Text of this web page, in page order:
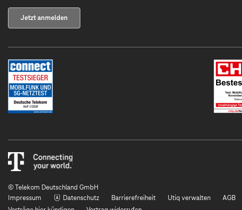
Jetzt anmelden
© Telekom Deutschland GmbH
Impressum
Datenschutz Barrierefreiheit Utiq verwalten AGB